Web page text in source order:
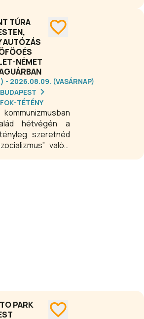
kultúrát és a jó
kedvelőket
utcáin, terein. A
barátságos
szabadtéri
gondtalan
és
TÚRA
AUTÓZÁS
NÉMET
- 2026.08.09. (VASÁRNAP)
BUDAPEST
TÉTÉNY
hétvégén a
szeretnéd
valódi
PARK